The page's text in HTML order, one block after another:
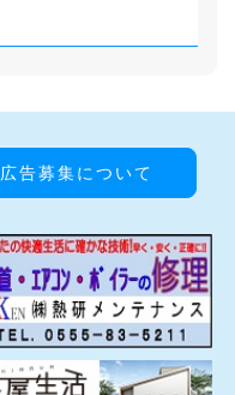
広告募集について